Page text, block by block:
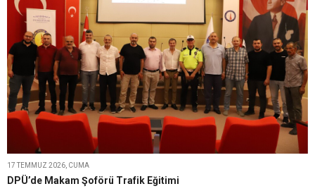
17 TEMMUZ 2026, CUMA
DPÜ’de Makam Şoförü Trafik Eğitimi